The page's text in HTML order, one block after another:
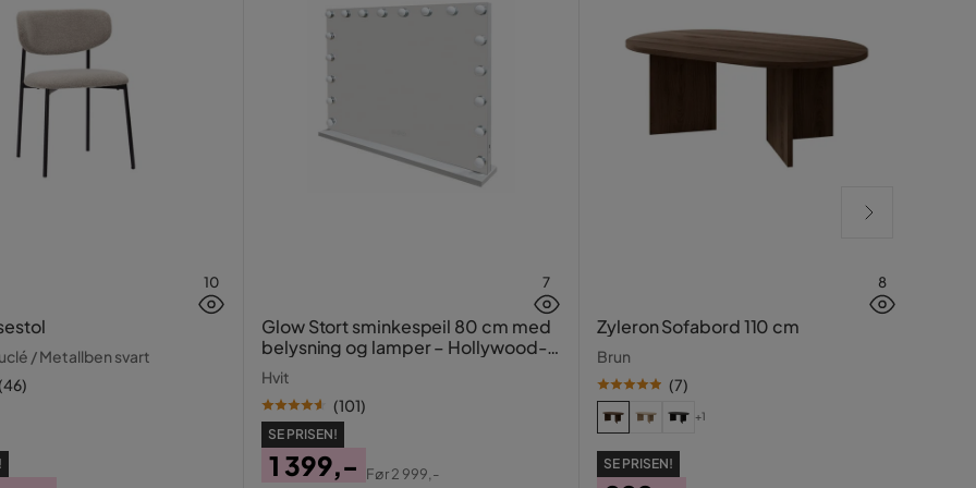
volts
10
/ Metallben svart
(46)
7
Glow Stort sminkespeil 80 cm med
belysning og lamper – Hollywood-
speil med USB-lading
Hvit
(101)
SE PRISEN!
1 399,-
Før2 999,-
8
Zyleron Sofabord 110 cm
Brun
(7)
+1
SE PRISEN!